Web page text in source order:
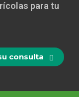
para tu
consulta